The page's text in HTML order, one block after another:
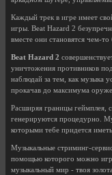
Каждый трек в игре имеет
игры. Beat Hazard 2
вместе они становятся чем-
Beat Hazard 2
уничтожения противников
наблюдай за тем, как музыка
прокачав до максимума
Расширяя границы геймплея,
генерируются процедурно.
которыми тебе придется
Музыкальные стриминг-
помощью которого можно
музыкальный мир - твоя